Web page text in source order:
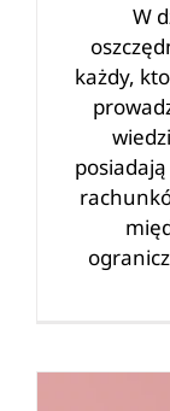
W
każdy,